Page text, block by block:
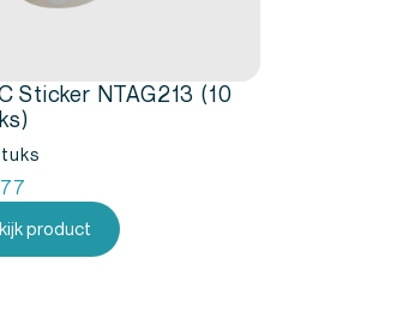
Sticker NTAG213 (10
product